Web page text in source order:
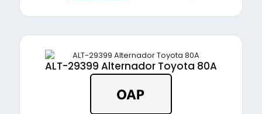
ALT-29399 Alternador Toyota 80A